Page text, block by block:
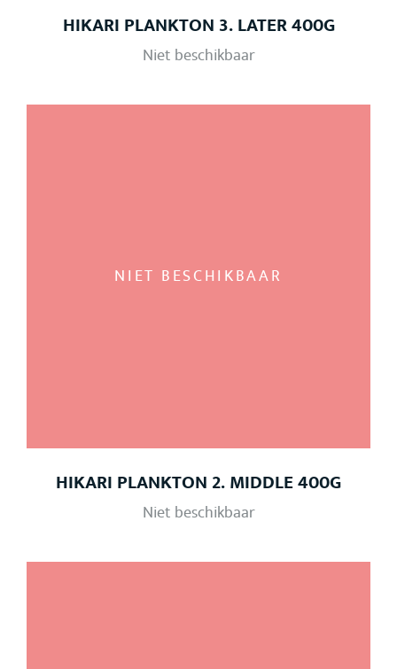
HIKARI PLANKTON 3. LATER 400G
Niet beschikbaar
NIET BESCHIKBAAR
HIKARI PLANKTON 2. MIDDLE 400G
Niet beschikbaar